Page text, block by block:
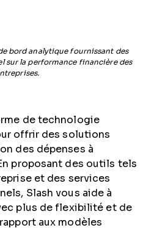
bord analytique fournissant des
sur la performance financière des
de technologie
offrir des solutions
des dépenses à
proposant des outils tels
et des services
Slash vous aide à
plus de flexibilité et de
aux modèles